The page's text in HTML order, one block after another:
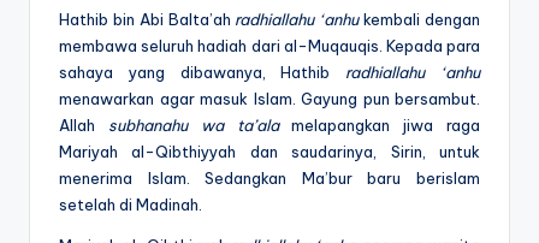
Hathib bin Abi Balta’ah radhiallahu ‘anhukembali dengan
membawa seluruh hadiah dari al-Muqauqis. Kepada para
sahaya yang dibawanya, Hathib radhiallahu ‘anhu
menawarkan agar masuk Islam. Gayung pun bersambut.
Allah subhanahu wa ta’alamelapangkan jiwa raga
Mariyah al-Qibthiyyah dan saudarinya, Sirin, untuk
menerima Islam. Sedangkan Ma’bur baru berislam
setelah di Madinah.